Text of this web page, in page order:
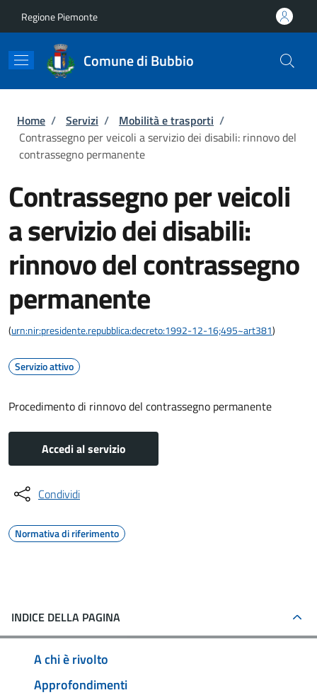
Regione Piemonte
Comune di Bubbio
Briciole di pane
Home / Servizi / Mobilità e trasporti /
Contrassegno per veicoli a servizio dei disabili: rinnovo del
contrassegno permanente
Contrassegno per veicoli
a servizio dei disabili:
rinnovo del contrassegno
permanente
(urn:nir:presidente.repubblica:decreto:1992-12-16;495~art381)
Servizio attivo
Procedimento di rinnovo del contrassegno permanente
Accedi al servizio
Condividi
Normativa di riferimento
INDICE DELLA PAGINA
A chi è rivolto
Approfondimenti